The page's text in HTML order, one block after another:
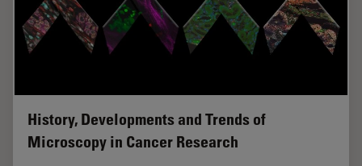
History, Developments and Trends of
Microscopy in Cancer Research